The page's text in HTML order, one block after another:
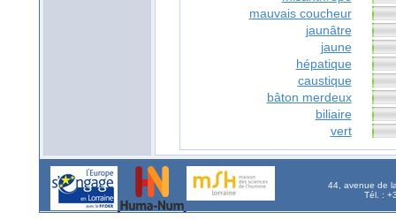
mauvais coucheur
jaunâtre
jaune
hépatique
caustique
bâton merdeux
biliaire
vert
44, avenue de
Tél. :